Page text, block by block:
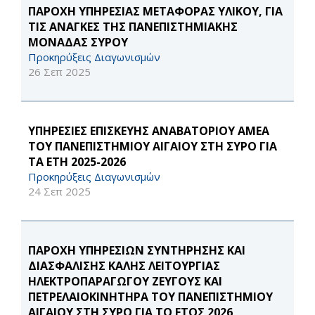
ΠΑΡΟΧΗ ΥΠΗΡΕΣΙΑΣ ΜΕΤΑΦΟΡΑΣ ΥΛΙΚΟΥ, ΓΙΑ
ΤΙΣ ΑΝΑΓΚΕΣ ΤΗΣ ΠΑΝΕΠΙΣΤΗΜΙΑΚΗΣ
ΜΟΝΑΔΑΣ ΣΥΡΟΥ
Προκηρύξεις Διαγωνισμών
26 Σεπ 2025
ΥΠΗΡΕΣΙΕΣ ΕΠΙΣΚΕΥΗΣ ΑΝΑΒΑΤΟΡΙΟΥ ΑΜΕΑ
ΤΟΥ ΠΑΝΕΠΙΣΤΗΜΙΟΥ ΑΙΓΑΙΟΥ ΣΤΗ ΣΥΡΟ ΓΙΑ
ΤΑ ΕΤΗ 2025-2026
Προκηρύξεις Διαγωνισμών
24 Σεπ 2025
ΠΑΡΟΧΗ ΥΠΗΡΕΣΙΩΝ ΣΥΝΤΗΡΗΣΗΣ ΚΑΙ
ΔΙΑΣΦΑΛΙΣΗΣ ΚΑΛΗΣ ΛΕΙΤΟΥΡΓΙΑΣ
ΗΛΕΚΤΡΟΠΑΡΑΓΩΓΟΥ ΖΕΥΓΟΥΣ ΚΑΙ
ΠΕΤΡΕΛΑΙΟΚΙΝΗΤΗΡΑ ΤΟΥ ΠΑΝΕΠΙΣΤΗΜΙΟΥ